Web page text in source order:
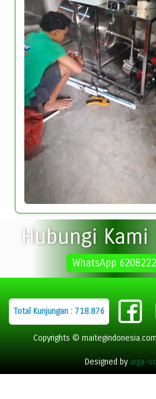
Hubungi Kami
WhatsApp
Total Kunjungan : 718.876
Copyrights ©
Designed by arga-